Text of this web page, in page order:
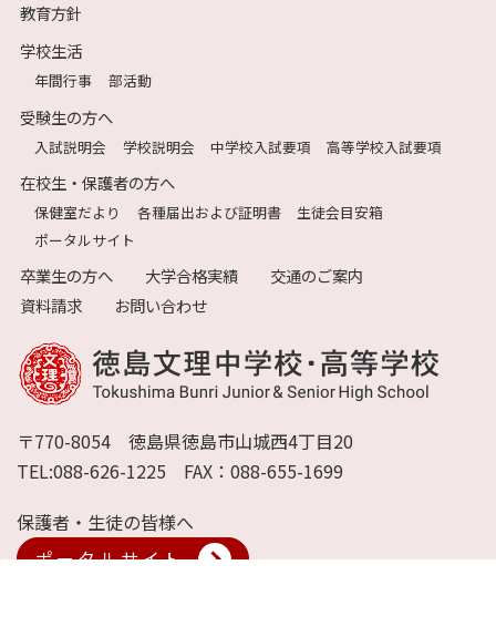
教育方針
学校生活
年間行事 部活動
受験生の方へ
入試説明会 学校説明会 中学校入試要項 高等学校入試要項
在校生・保護者の方へ
保健室だより 各種届出および証明書
生徒会目安箱
ポータルサイト
卒業生の方へ 大学合格実績
交通のご案内
資料請求
お問い合わせ
〒770-8054 徳島県徳島市山城西4丁目20
TEL:088-626-1225 FAX：088-655-1699
保護者・生徒の皆様へ
ポータルサイト